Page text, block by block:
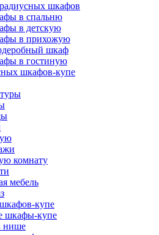
шкафов
в спальню
в детскую
в прихожую
шкаф
в гостиную
шкафов-купе
комнату
мебель
купе
шкафы-купе
нише